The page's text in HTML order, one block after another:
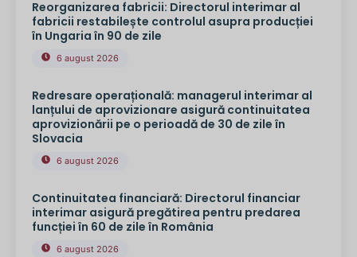
Reorganizarea fabricii: Directorul interimar al
fabricii restabilește controlul asupra producției
în Ungaria în 90 de zile
6 august 2026
Redresare operațională: managerul interimar al
lanțului de aprovizionare asigură continuitatea
aprovizionării pe o perioadă de 30 de zile în
Slovacia
6 august 2026
Continuitatea financiară: Directorul financiar
interimar asigură pregătirea pentru predarea
funcției în 60 de zile în România
6 august 2026